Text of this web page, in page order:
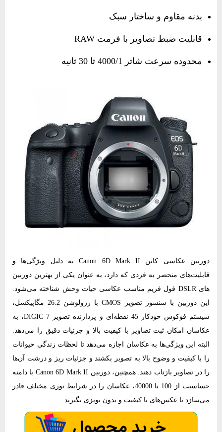
بدنه مقاوم و ساختار سبک
قابلیت ضبط تصاویر با فرمت RAW
محدوده سرعت شاتر 4000/1 تا 30 ثانیه
دوربین عکاسی کانن Canon 6D Mark II به دلیل ویژگی‌ها و
قابلیت‌های منحصر به فردی که دارد، به عنوان یکی از بهترین دوربین
های DSLR فول فریم مناسب عکاسی حیات وحش شناخته می‌شود.
این دوربین با سنسور تصویر CMOS با رزولوشن 26.2 مگاپیکسل،
سیستم فوکوس خودکار 45 نقطه‌ای و پردازنده تصویر DIGIC 7، به
عکاسان امکان ثبت تصاویر با کیفیت بالا و جزئیات دقیق را می‌دهد.
البته این ویژگی‌ها به عکاسان اجازه می‌دهد تا لحظات زندگی حیوانات
را با کیفیت و وضوح بالا به تصویر بکشند و جزئیات ریز و درشت آن‌ها
را در تصاویر بازتاب دهند. همچنین، دوربین Canon 6D Mark II با دامنه
حساسیت از 100 تا 40000، عکاسان را در شرایط نوری مختلف قادر
می‌سازد تا عکس‌های با کیفیت و بدون نویزی بگیرند.